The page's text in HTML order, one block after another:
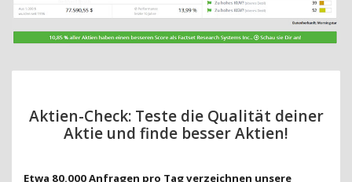
Aktien-Check: Teste die Qualität deiner
Aktie und finde besser Aktien!
Etwa 80.000 Anfragen pro Tag verzeichnen unsere